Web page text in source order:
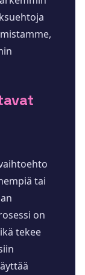
tai
on
tekee